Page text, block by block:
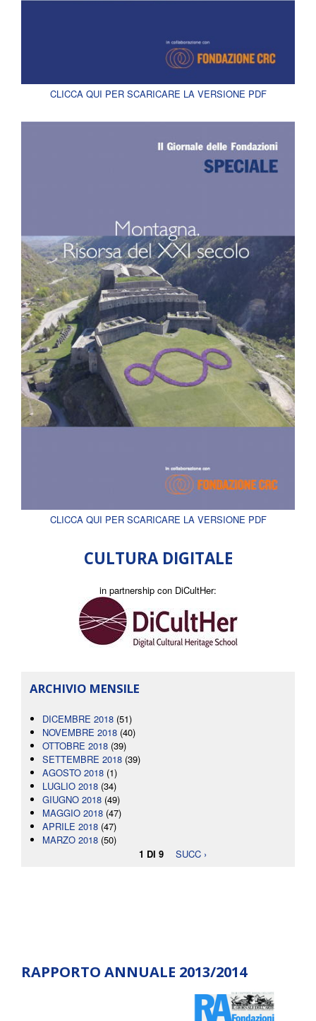
CLICCA QUI PER SCARICARE LA VERSIONE PDF
CLICCA QUI PER SCARICARE LA VERSIONE PDF
CULTURA DIGITALE
in partnership con DiCultHer:
ARCHIVIO MENSILE
DICEMBRE 2018 (51)
NOVEMBRE 2018 (40)
OTTOBRE 2018 (39)
SETTEMBRE 2018 (39)
AGOSTO 2018 (1)
LUGLIO 2018 (34)
GIUGNO 2018 (49)
MAGGIO 2018 (47)
APRILE 2018 (47)
MARZO 2018 (50)
1 DI 9
SUCC ›
RAPPORTO ANNUALE 2013/2014